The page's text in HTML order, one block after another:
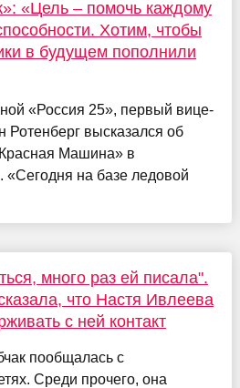
«Цель – помочь каждому
Хотим, чтобы
в будущем пополнили
«Россия 25», первый вице-
высказался об
Машина» в
«Сегодня на базе ледовой
много раз ей писала".
что Настя Ивлеева
с ней контакт
пообщалась с
Среди прочего, она